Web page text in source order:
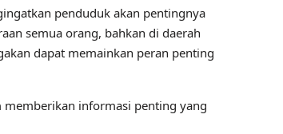
penduduk akan pentingnya
semua orang, bahkan di daerah
dapat memainkan peran penting
memberikan informasi penting yang